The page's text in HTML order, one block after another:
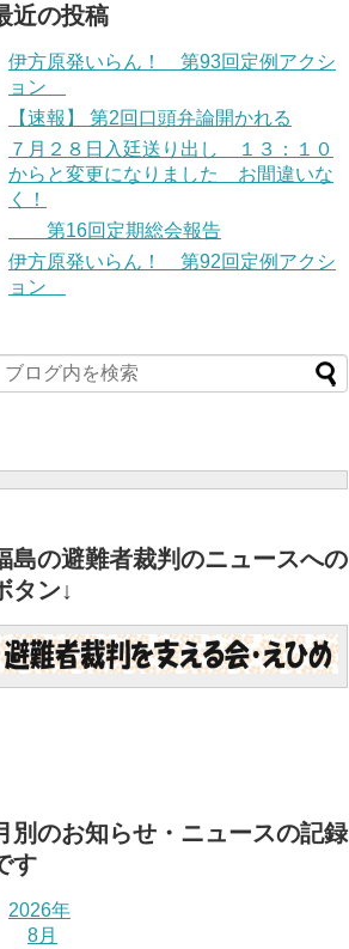
近の投稿
伊方原発いらん！ 第93回定例アクシ
ョン
【速報】 第2回口頭弁論開かれる
７月２８日入廷送り出し １３：１０
からと変更になりました お間違いな
く！
第16回定期総会報告
伊方原発いらん！ 第92回定例アクシ
ョン
島の避難者裁判のニュースへの
タン↓
別のお知らせ・ニュースの記録
す
2026年
8月